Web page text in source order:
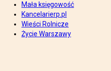
Mała księgowość
Kancelarierp.pl
Wieści Rolnicze
Życie Warszawy